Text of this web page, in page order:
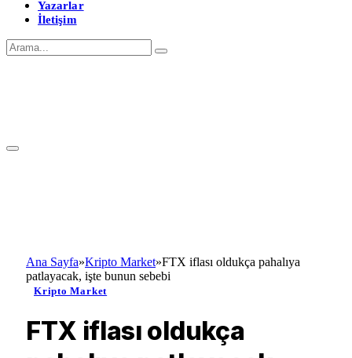
Yazarlar
İletişim
Ana Sayfa»Kripto Market»FTX iflası oldukça pahalıya
patlayacak, işte bunun sebebi
Kripto Market
FTX iflası oldukça